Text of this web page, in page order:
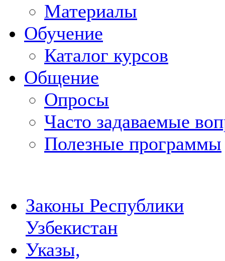
Материалы
Обучение
Каталог курсов
Общение
Опросы
Часто задаваемые
Полезные программы
Законы Республики
Узбекистан
Указы,